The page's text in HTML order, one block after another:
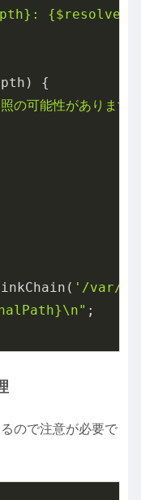
{
の可能性があります
'/var/
ので注意が必要で